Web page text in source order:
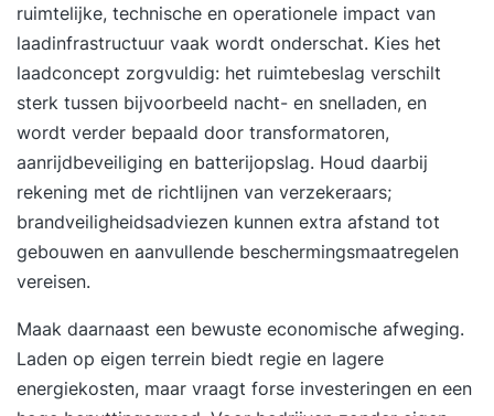
ruimtelijke, technische en operationele impact van
laadinfrastructuur vaak wordt onderschat. Kies het
laadconcept zorgvuldig: het ruimtebeslag verschilt
sterk tussen bijvoorbeeld nacht- en snelladen, en
wordt verder bepaald door transformatoren,
aanrijdbeveiliging en batterijopslag. Houd daarbij
rekening met de richtlijnen van verzekeraars;
brandveiligheidsadviezen kunnen extra afstand tot
gebouwen en aanvullende beschermingsmaatregelen
vereisen.
Maak daarnaast een bewuste economische afweging.
Laden op eigen terrein biedt regie en lagere
energiekosten, maar vraagt forse investeringen en een